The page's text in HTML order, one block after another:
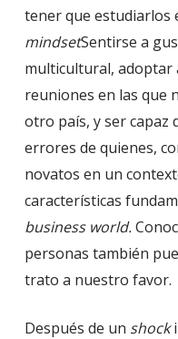
tener que estudiarlos
mindsetSentirse a
multicultural, adoptar
reuniones en las que
otro país, y ser capaz
errores de quienes,
novatos en un
características
business world.
personas también
trato a nuestro favor.
Después de un shock